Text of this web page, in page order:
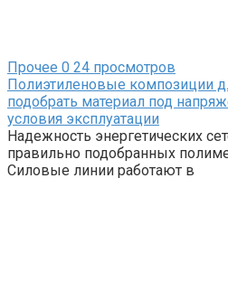
Прочее 0 24 просмотров
Полиэтиленовые композиции
подобрать материал под
условия эксплуатации
Надежность энергетических
правильно подобранных
Силовые линии работают в